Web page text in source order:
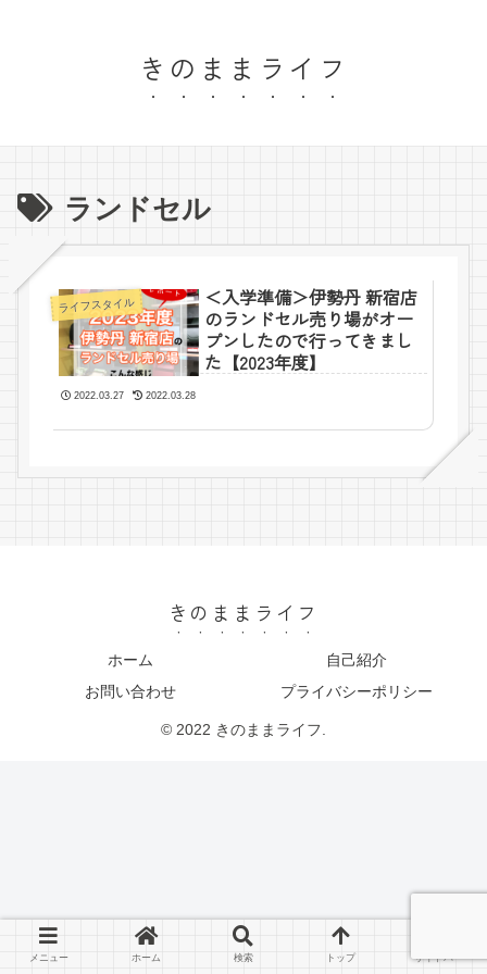
きのままライフ
ランドセル
ライフスタイル
＜入学準備＞伊勢丹 新宿店
のランドセル売り場がオー
プンしたので行ってきまし
た【2023年度】
2022.03.27 2022.03.28
きのままライフ
ホーム
自己紹介
お問い合わせ
プライバシーポリシー
© 2022 きのままライフ.
メニュー ホーム 検索 トップ サイドバー